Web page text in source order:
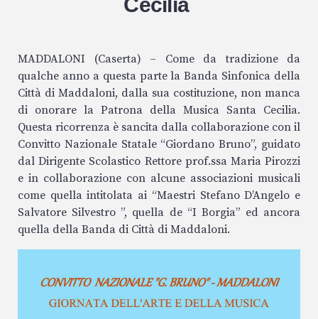
MADDALONI (Caserta) – Come da tradizione da
qualche anno a questa parte la Banda Sinfonica della
Città di Maddaloni, dalla sua costituzione, non manca
di onorare la Patrona della Musica Santa Cecilia.
Questa ricorrenza è sancita dalla collaborazione con il
Convitto Nazionale Statale “Giordano Bruno”, guidato
dal Dirigente Scolastico Rettore prof.ssa Maria Pirozzi
e in collaborazione con alcune associazioni musicali
come quella intitolata ai “Maestri Stefano D’Angelo e
Salvatore Silvestro ”, quella de “I Borgia” ed ancora
quella della Banda di Città di Maddaloni.